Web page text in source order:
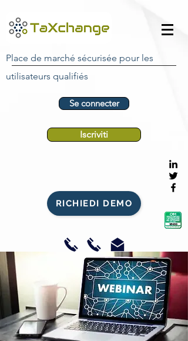
Place de marché sécurisée pour les
utilisateurs qualifiés
Se connecter
Iscriviti
RICHIEDI DEMO